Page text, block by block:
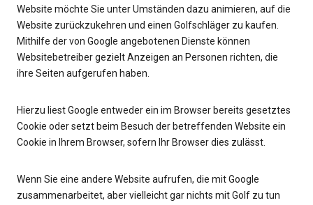
Website möchte Sie unter Umständen dazu animieren, auf die
Website zurückzukehren und einen Golfschläger zu kaufen.
Mithilfe der von Google angebotenen Dienste können
Websitebetreiber gezielt Anzeigen an Personen richten, die
ihre Seiten aufgerufen haben.
Hierzu liest Google entweder ein im Browser bereits gesetztes
Cookie oder setzt beim Besuch der betreffenden Website ein
Cookie in Ihrem Browser, sofern Ihr Browser dies zulässt.
Wenn Sie eine andere Website aufrufen, die mit Google
zusammenarbeitet, aber vielleicht gar nichts mit Golf zu tun